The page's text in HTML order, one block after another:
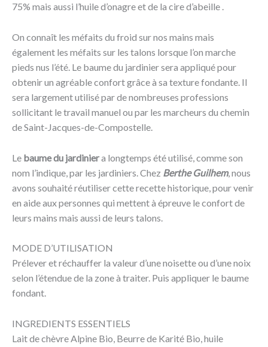
75% mais aussi l’huile d’onagre et de la cire d’abeille .
On connaît les méfaits du froid sur nos mains mais
également les méfaits sur les talons lorsque l’on marche
pieds nus l’été. Le baume du jardinier sera appliqué pour
obtenir un agréable confort grâce à sa texture fondante. Il
sera largement utilisé par de nombreuses professions
sollicitant le travail manuel ou par les marcheurs du chemin
de Saint-Jacques-de-Compostelle.
Le baume du jardiniera longtemps été utilisé, comme son
nom l’indique, par les jardiniers. Chez Berthe Guilhem, nous
avons souhaité réutiliser cette recette historique, pour venir
en aide aux personnes qui mettent à épreuve le confort de
leurs mains mais aussi de leurs talons.
MODE D’UTILISATION
Prélever et réchauffer la valeur d’une noisette ou d’une noix
selon l’étendue de la zone à traiter. Puis appliquer le baume
fondant.
INGREDIENTS ESSENTIELS
Lait de chèvre Alpine Bio, Beurre de Karité Bio, huile